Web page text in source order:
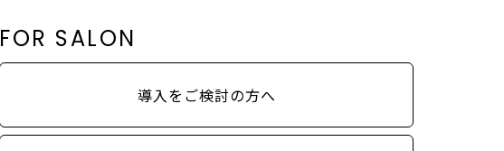
FOR SALON
導入をご検討の方へ